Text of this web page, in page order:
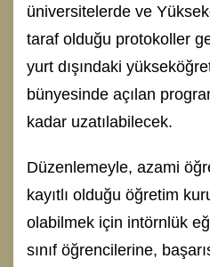
üniversitelerde ve
taraf olduğu protokoller
yurt dışındaki
bünyesinde açılan
kadar uzatılabilecek.
Düzenlemeyle, azami
kayıtlı olduğu öğretim
olabilmek için intörnlük
sınıf öğrencilerine,